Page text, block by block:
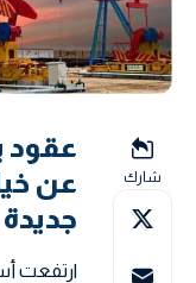
شارك
عقود
عن
ارتفعت